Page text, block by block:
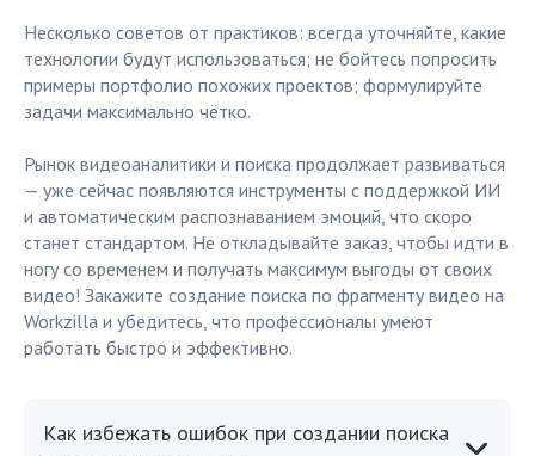
Несколько советов от практиков: всегда уточняйте, какие
технологии будут использоваться; не бойтесь попросить
примеры портфолио похожих проектов; формулируйте
задачи максимально чётко.
Рынок видеоаналитики и поиска продолжает развиваться
— уже сейчас появляются инструменты с поддержкой ИИ
и автоматическим распознаванием эмоций, что скоро
станет стандартом. Не откладывайте заказ, чтобы идти в
ногу со временем и получать максимум выгоды от своих
видео! Закажите создание поиска по фрагменту видео на
Workzilla и убедитесь, что профессионалы умеют
работать быстро и эффективно.
Как избежать ошибок при создании поиска